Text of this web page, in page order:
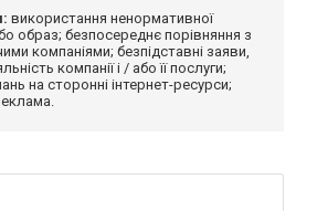
використання ненормативної
образ; безпосереднє порівняння з
компаніями; безпідставні заяви,
компанії і / або її послуги;
на сторонні інтернет-ресурси;